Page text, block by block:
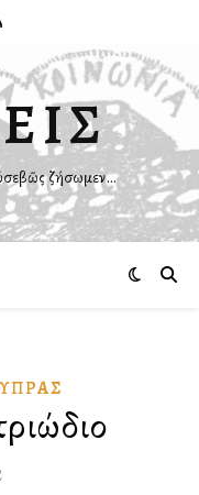
ζήσωμεν…